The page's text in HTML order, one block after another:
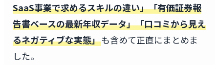
SaaS事業で求めるスキルの違い」「有価証券報
告書ベースの最新年収データ」「口コミから見え
るネガティブな実態」も含めて正直にまとめま
した。